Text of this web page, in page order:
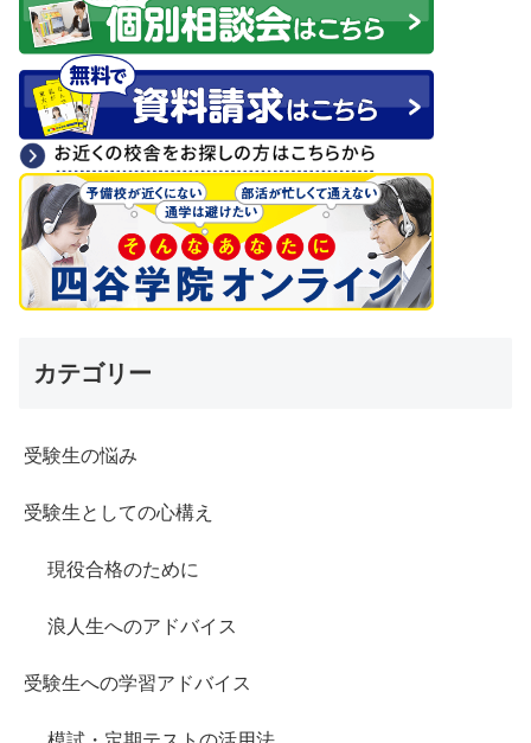
カテゴリー
受験生の悩み
受験生としての心構え
現役合格のために
浪人生へのアドバイス
受験生への学習アドバイス